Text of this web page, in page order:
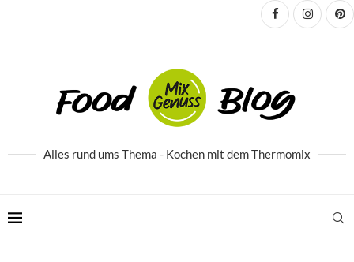
Alles rund ums Thema - Kochen mit dem Thermomix